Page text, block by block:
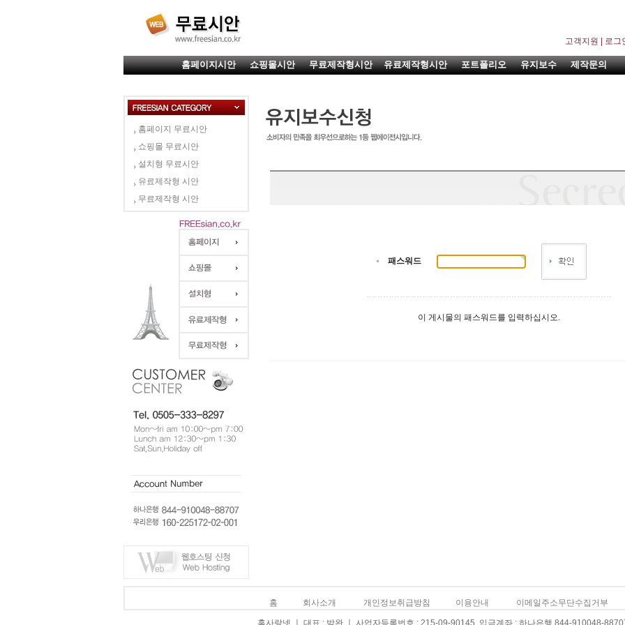
고객지원 로그
홈페이지시안 쇼핑몰시안 무료제작형시안 유료제작형시안 포트폴리오 유지보수 제작문의
홈페이지 무료시안
쇼핑몰 무료시안
설치형 무료시안
유료제작형 시안
무료제작형 시안
패스워드
이 게시물의 패스워드를 입력하십시오.
홈 회사소개 개인정보취급방침 이용안내 이메일주소무단수집거부
홈사랑넷 ㅣ 대표 : 박완 ㅣ 사업자등록번호 : 215-09-90145 입금계좌 : 하나은행 844-910048-